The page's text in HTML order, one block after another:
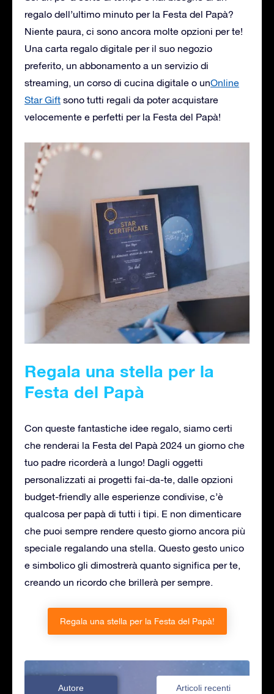
regalo dell’ultimo minuto per la Festa del Papà?
Niente paura, ci sono ancora molte opzioni per te!
Una carta regalo digitale per il suo negozio
preferito, un abbonamento a un servizio di
streaming, un corso di cucina digitale o unOnline
Star Gift sono tutti regali da poter acquistare
velocemente e perfetti per la Festa del Papà!
Regala una stella per la
Festa del Papà
Con queste fantastiche idee regalo, siamo certi
che renderai la Festa del Papà 2024 un giorno che
tuo padre ricorderà a lungo! Dagli oggetti
personalizzati ai progetti fai-da-te, dalle opzioni
budget-friendly alle esperienze condivise, c’è
qualcosa per papà di tutti i tipi. E non dimenticare
che puoi sempre rendere questo giorno ancora più
speciale regalando una stella. Questo gesto unico
e simbolico gli dimostrerà quanto significa per te,
creando un ricordo che brillerà per sempre.
Regala una stella per la Festa del Papà!
Autore Articoli recenti